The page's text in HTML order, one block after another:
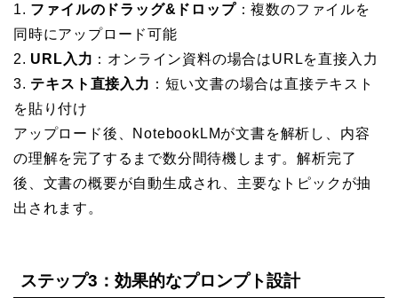
1. ファイルのドラッグ&ドロップ：複数のファイルを
同時にアップロード可能
2. URL入力 ：オンライン資料の場合はURLを直接入力
3. テキスト直接入力 ：短い文書の場合は直接テキスト
を貼り付け
アップロード後、NotebookLMが文書を解析し、内容
の理解を完了するまで数分間待機します。解析完了
後、文書の概要が自動生成され、主要なトピックが抽
出されます。
ステップ3：効果的なプロンプト設計